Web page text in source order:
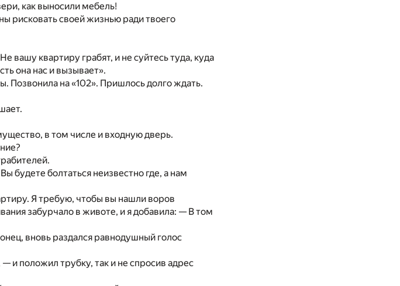
как выносили мебель!
рисковать своей жизнью ради твоего
вашу квартиру грабят, и не суйтесь туда, куда
она нас и вызывает».
Позвонила на «102». Пришлось долго ждать.
в том числе и входную дверь.
будете болтаться неизвестно где, а нам
Я требую, чтобы вы нашли воров
забурчало в животе, и я добавила: — В том
вновь раздался равнодушный голос
положил трубку, так и не спросив адрес